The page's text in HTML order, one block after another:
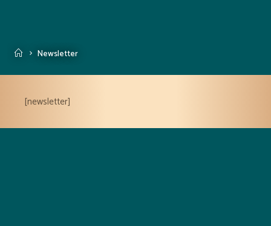
Accueil
Newsletter
[newsletter]